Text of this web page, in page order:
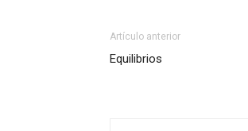
Artículo anterior
Equilibrios